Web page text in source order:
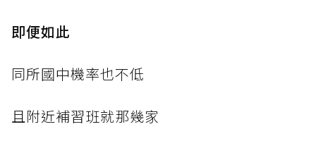
即便如此
同所國中機率也不低
且附近補習班就那幾家